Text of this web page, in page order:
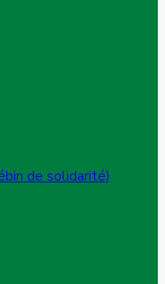
de solidarité)